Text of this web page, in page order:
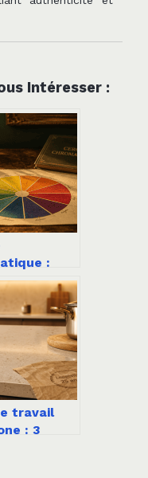
Intéresser :
:
utiliser
pour
travail
: 3